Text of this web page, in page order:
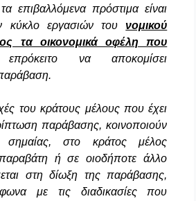
επιβαλλόμενα πρόστιμα είναι
κύκλο εργασιών τουνομικού
τα οικονομικά οφέλη που
να αποκομίσει
του κράτους μέλους που έχει
παράβασης, κοινοποιούν
στο κράτος μέλος
ή σε οιοδήποτε άλλο
στη δίωξη της παράβασης,
με τις διαδικασίες που